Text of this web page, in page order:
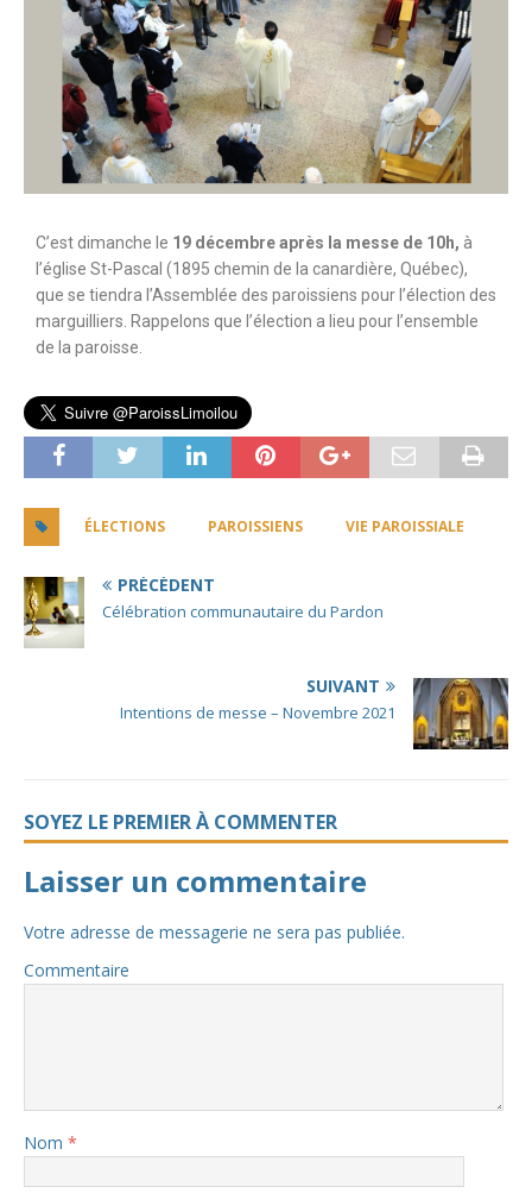
C’est dimanche le 19 décembre après la messe de 10h, à
l’église St-Pascal (1895 chemin de la canardière, Québec),
que se tiendra l’Assemblée des paroissiens pour l’élection des
marguilliers. Rappelons que l’élection a lieu pour l’ensemble
de la paroisse.
ÉLECTIONS PAROISSIENS VIE PAROISSIALE
PRÉCÉDENT
Célébration communautaire du Pardon
SUIVANT
Intentions de messe – Novembre 2021
SOYEZ LE PREMIER À COMMENTER
Laisser un commentaire
Votre adresse de messagerie ne sera pas publiée.
Commentaire
Nom *